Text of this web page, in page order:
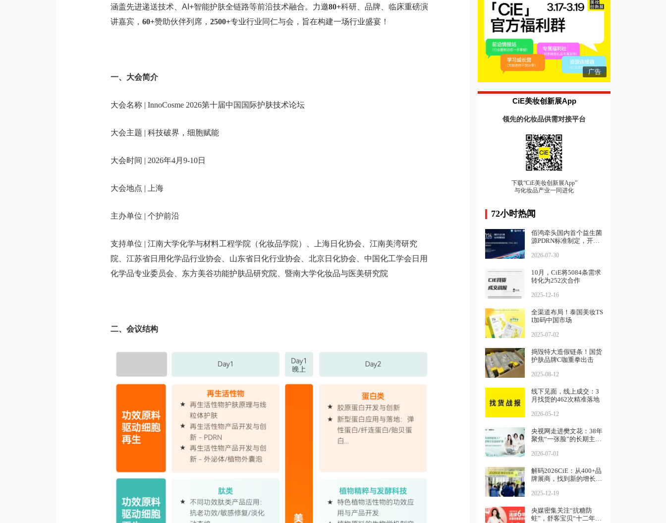
涵盖先进递送技术、AI+智能护肤全链路等前沿技术融合。力邀80+科研、品牌、临床重磅演
讲嘉宾， 60+赞助伙伴列席， 2500+专业行业同仁与会，旨在构建一场行业盛宴！
一、大会简介
大会名称 | InnoCosme 2026第十届中国国际护肤技术论坛
大会主题 | 科技破界，细胞赋能
大会时间 | 2026年4月9-10日
大会地点 | 上海
主办单位 | 个护前沿
支持单位 | 江南大学化学与材料工程学院（化妆品学院）、上海日化协会、江南美湾研究
院、江苏省日用化学品行业协会、山东省日化行业协会、北京日化协会、中国化工学会日用
化学品专业委员会、东方美谷功能护肤品研究院、暨南大学化妆品与医美研究院
二、会议结构
广告
CiE美妆创新展App
领先的化妆品供需对接平台
下载“CiE美妆创新展App”
与化妆品产业一同进化
72小时热闻
佰鸿牵头国内首个益生菌
源PDRN标准制定，开启
2026-07-30
10月，CiE将5084条需求
转化为252次合作
2025-12-16
全渠道布局！泰国美妆TS
I加码中国市场
2025-07-02
捣毁特大造假链条！国货
护肤品牌C咖重拳出击
2025-08-12
线下见面，线上成交：3
月找货的462次精准落地
2026-05-12
央视网走进樊文花：38年
聚焦“一张脸”的长期主义
2026-07-01
解码2026CiE：从400+品
牌展商，找到新的增长路
2025-12-19
央媒密集关注“抗糖防
蛀”，舒客宝贝“十二年磨